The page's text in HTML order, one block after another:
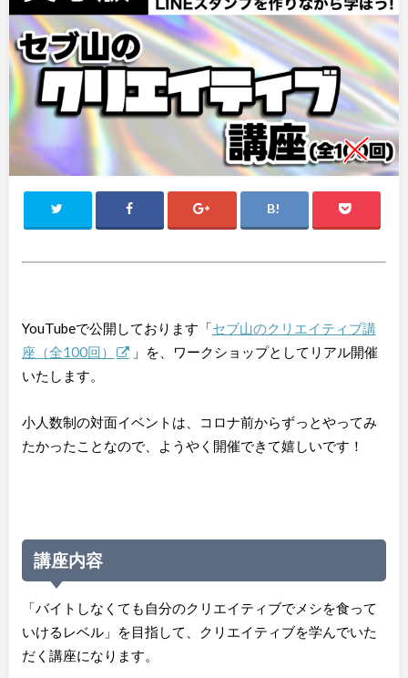
YouTubeで公開しております「セブ山のクリエイティブ講
座（全100回）
」を、ワークショップとしてリアル開催
いたします。
小人数制の対面イベントは、コロナ前からずっとやってみ
たかったことなので、ようやく開催できて嬉しいです！
講座内容
「バイトしなくても自分のクリエイティブでメシを食って
いけるレベル」を目指して、クリエイティブを学んでいた
だく講座になります。